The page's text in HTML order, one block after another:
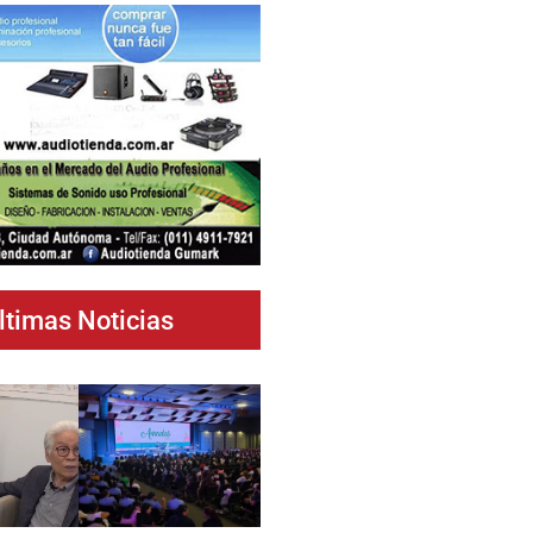
Noticias